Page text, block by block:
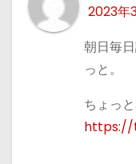
2023年
朝日毎
っと。
ちょっ
https://